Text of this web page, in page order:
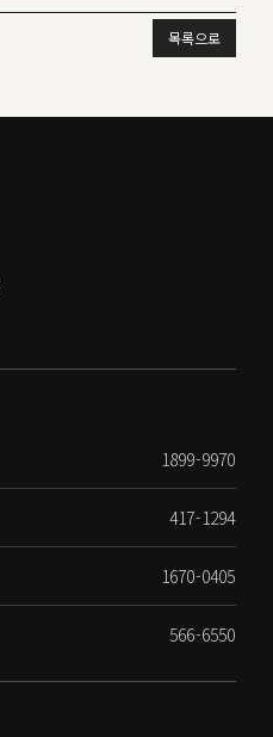
목록으로
1899-9970
417-1294
1670-0405
566-6550